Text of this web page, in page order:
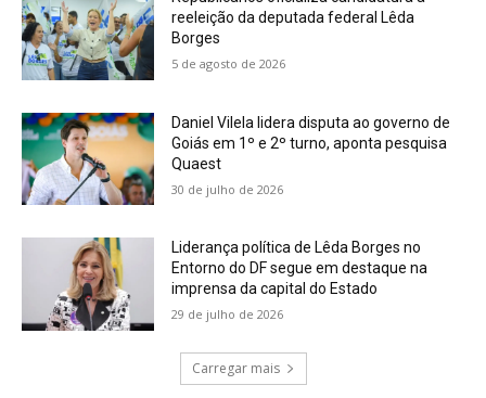
reeleição da deputada federal Lêda
Borges
5 de agosto de 2026
Daniel Vilela lidera disputa ao governo de
Goiás em 1º e 2º turno, aponta pesquisa
Quaest
30 de julho de 2026
Liderança política de Lêda Borges no
Entorno do DF segue em destaque na
imprensa da capital do Estado
29 de julho de 2026
Carregar mais